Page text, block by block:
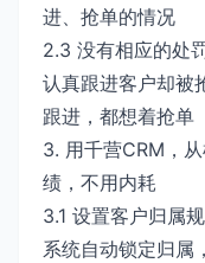
进、抢单的情况
2.3 没有相应的处
认真跟进客户却被
跟进，都想着抢单
3. 用千营CRM，
绩，不用内耗
3.1 设置客户归属
系统自动锁定归属